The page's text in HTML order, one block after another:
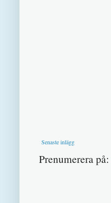
Senaste inlägg
Prenumerera på: